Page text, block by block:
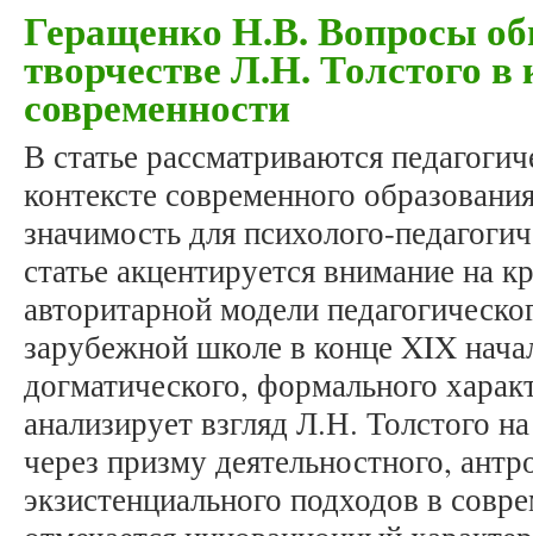
Геращенко Н.В. Вопросы
творчестве Л.Н. Толстого в
современности
В статье рассматриваются
контексте современного
значимость для психолого-
статье акцентируется внимание на
авторитарной модели
зарубежной школе в конце XIX
догматического, формального
анализирует взгляд Л.Н. Толстого
через призму деятельностного,
экзистенциального подходов в